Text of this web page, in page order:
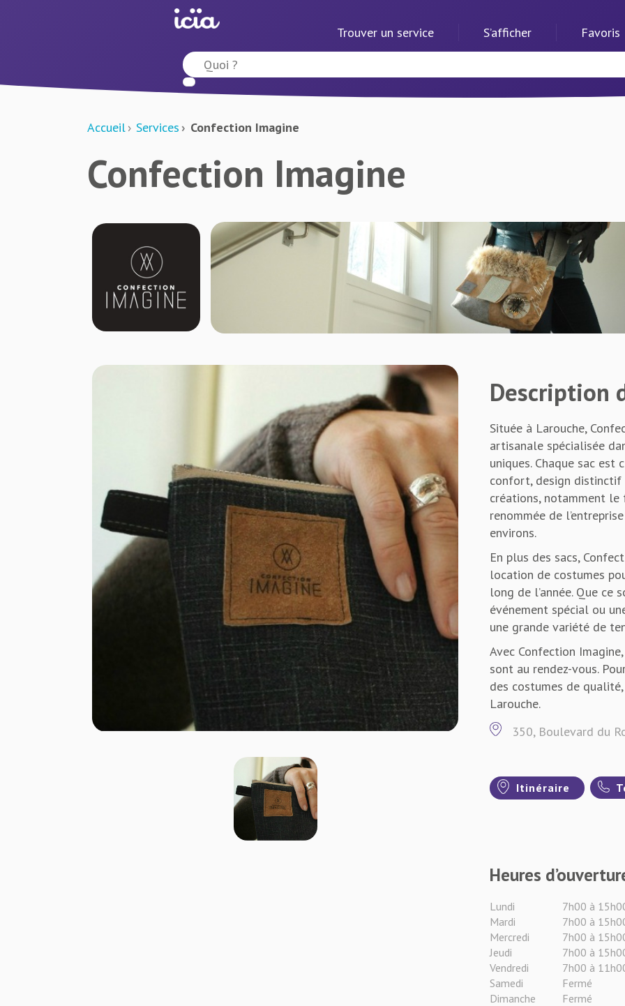
Trouver un service S’afficher Favoris
Accueil Services Confection Imagine
Confection Imagine
Description
Située à Larouche,
artisanale spécialisée
uniques. Chaque sac
confort, design distinctif
créations, notamment
renommée de
environs.
En plus des sacs,
location de costumes
long de l’année. Que ce
événement spécial ou
une grande variété de
Avec Confection
sont au rendez-vous.
des costumes de
Larouche.
350, Boulevard du
Itinéraire
Heures
Lundi
7h00 à
Mardi
7h00 à
Mercredi
7h00 à
Jeudi
7h00 à
Vendredi
7h00 à
Samedi
Fermé
Dimanche
Fermé